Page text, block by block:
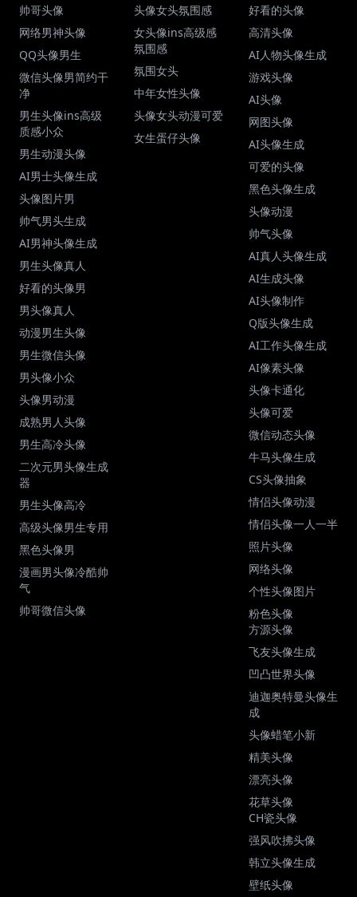
帅哥头像
网络男神头像
QQ头像男生
微信头像男简约干
净
男生头像ins高级
质感小众
男生动漫头像
AI男士头像生成
头像图片男
帅气男头生成
AI男神头像生成
男生头像真人
好看的头像男
男头像真人
动漫男生头像
男生微信头像
男头像小众
头像男动漫
成熟男人头像
男生高冷头像
二次元男头像生成
器
男生头像高冷
高级头像男生专用
黑色头像男
漫画男头像冷酷帅
气
帅哥微信头像
头像女头氛围感
女头像ins高级感
氛围感
氛围女头
中年女性头像
头像女头动漫可爱
女生蛋仔头像
好看的头像
高清头像
AI人物头像生成
游戏头像
AI头像
网图头像
AI头像生成
可爱的头像
黑色头像生成
头像动漫
帅气头像
AI真人头像生成
AI生成头像
AI头像制作
Q版头像生成
AI工作头像生成
AI像素头像
头像卡通化
头像可爱
微信动态头像
牛马头像生成
CS头像抽象
情侣头像动漫
情侣头像一人一半
照片头像
网络头像
个性头像图片
粉色头像
方源头像
飞友头像生成
凹凸世界头像
迪迦奥特曼头像生
成
头像蜡笔小新
精美头像
漂亮头像
花草头像
CH瓷头像
强风吹拂头像
韩立头像生成
壁纸头像